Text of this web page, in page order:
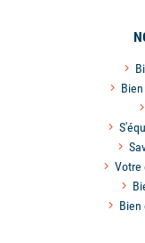
Votre
Bien